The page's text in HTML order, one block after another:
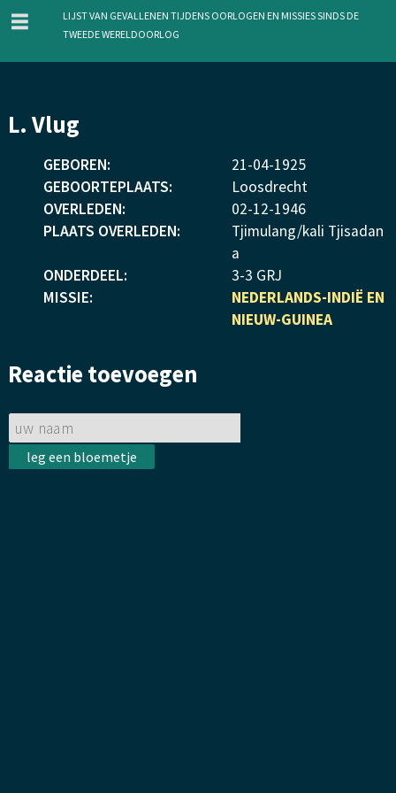
en
inhoud
menu
Lijst van gevallenen tijdens oorlogen en missies sinds de
Tweede Wereldoorlog
L. Vlug
GEBOREN: 21-04-1925
GEBOORTEPLAATS:
Loosdrecht
OVERLEDEN:
02-12-1946
PLAATS OVERLEDEN:
Tjimulang/kali Tjisadan
a
ONDERDEEL:
3-3 GRJ
MISSIE:
NEDERLANDS-INDIË EN
NIEUW-GUINEA
Reactie toevoegen